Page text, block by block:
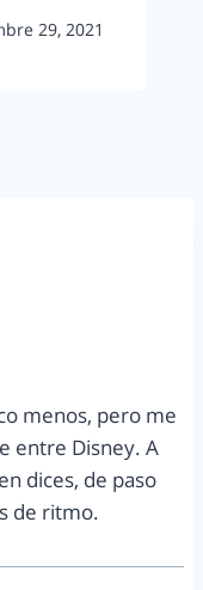
29, 2021
menos, pero me
entre Disney. A
dices, de paso
de ritmo.